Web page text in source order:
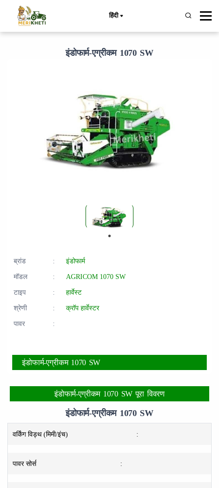
हिंदी
इंडोफार्म-एग्रीकम 1070 SW
ब्रांड :
इंडोफार्म
मॉडल
:
AGRICOM 1070 SW
टाइप
:
हार्वेस्ट
श्रेणी
:
क्रॉप हार्वेस्टर
पावर
:
इंडोफार्म-एग्रीकम 1070 SW
इंडोफार्म-एग्रीकम 1070 SW पूरा विवरण
इंडोफार्म-एग्रीकम 1070 SW
वर्किंग विड्थ (मिमी/इंच) :
पावर सोर्स :